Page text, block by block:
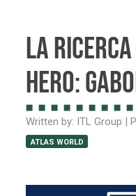
LA
HERO:
Written by: ITL Group |
ATLAS WORLD